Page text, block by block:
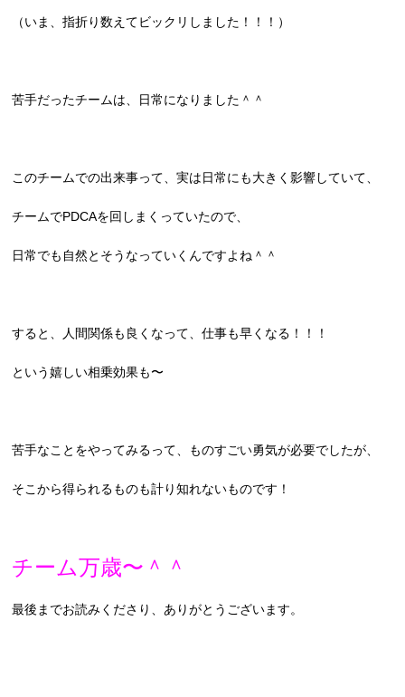
（いま、指折り数えてビックリしました！！！）
苦手だったチームは、日常になりました＾＾
このチームでの出来事って、実は日常にも大きく影響していて、
チームでPDCAを回しまくっていたので、
日常でも自然とそうなっていくんですよね＾＾
すると、人間関係も良くなって、仕事も早くなる！！！
という嬉しい相乗効果も〜
苦手なことをやってみるって、ものすごい勇気が必要でしたが、
そこから得られるものも計り知れないものです！
チーム万歳〜＾＾
最後までお読みくださり、ありがとうございます。